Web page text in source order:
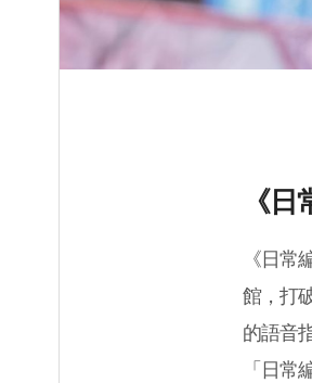
《
《日
館，打
的語音
「日